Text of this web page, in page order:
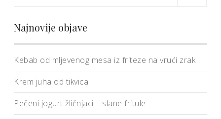
Najnovije objave
Kebab od mljevenog mesa iz friteze na vrući zrak
Krem juha od tikvica
Pečeni jogurt žličnjaci – slane fritule